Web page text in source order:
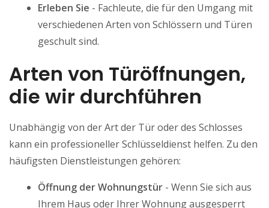
Erleben Sie - Fachleute, die für den Umgang mit
verschiedenen Arten von Schlössern und Türen
geschult sind.
Arten von Türöffnungen,
die wir durchführen
Unabhängig von der Art der Tür oder des Schlosses
kann ein professioneller Schlüsseldienst helfen. Zu den
häufigsten Dienstleistungen gehören:
Öffnung der Wohnungstür - Wenn Sie sich aus
Ihrem Haus oder Ihrer Wohnung ausgesperrt